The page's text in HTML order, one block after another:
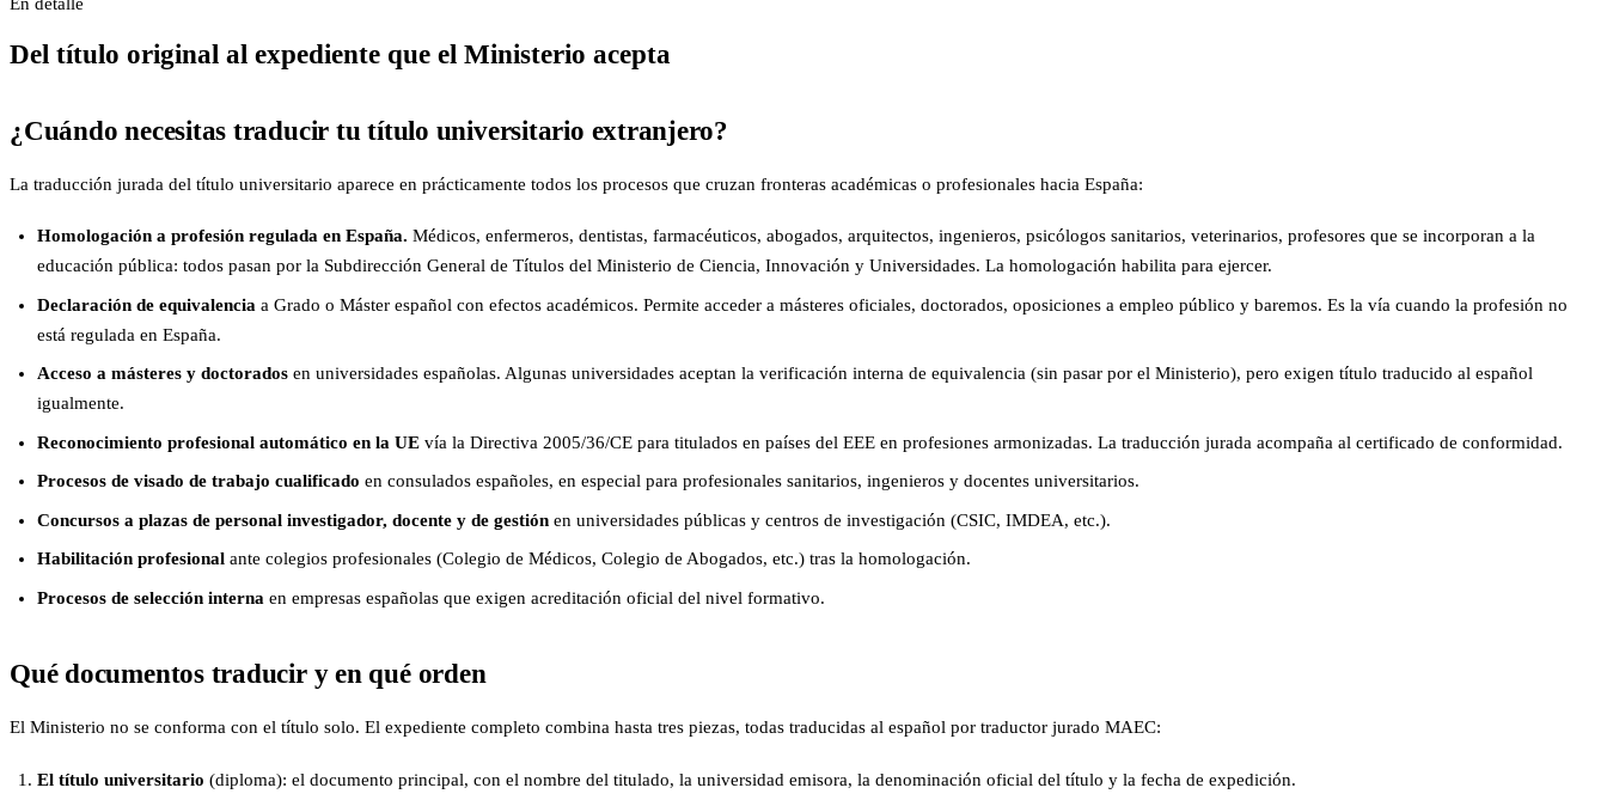
Del título original al expediente que el Ministerio acepta
¿Cuándo necesitas traducir tu título universitario extranjero?
La traducción jurada del título universitario aparece en prácticamente todos los procesos que cruzan fronteras académicas o profesionales hacia España:
Homologación a profesión regulada en España. Médicos, enfermeros, dentistas, farmacéuticos, abogados, arquitectos, ingenieros, psicólogos sanitarios, veterinarios, profesores que se incorporan a la
educación pública: todos pasan por la Subdirección General de Títulos del Ministerio de Ciencia, Innovación y Universidades. La homologación habilita para ejercer.
Declaración de equivalencia a Grado o Máster español con efectos académicos. Permite acceder a másteres oficiales, doctorados, oposiciones a empleo público y baremos. Es la vía cuando la profesión no
está regulada en España.
Acceso a másteres y doctoradosen universidades españolas. Algunas universidades aceptan la verificación interna de equivalencia (sin pasar por el Ministerio), pero exigen título traducido al español
igualmente.
Reconocimiento profesional automático en la UEvía la Directiva 2005/36/CE para titulados en países del EEE en profesiones armonizadas. La traducción jurada acompaña al certificado de conformidad.
Procesos de visado de trabajo cualificado en consulados españoles, en especial para profesionales sanitarios, ingenieros y docentes universitarios.
Concursos a plazas de personal investigador, docente y de gestiónen universidades públicas y centros de investigación (CSIC, IMDEA, etc.).
Habilitación profesionalante colegios profesionales (Colegio de Médicos, Colegio de Abogados, etc.) tras la homologación.
Procesos de selección interna en empresas españolas que exigen acreditación oficial del nivel formativo.
Qué documentos traducir y en qué orden
El Ministerio no se conforma con el título solo. El expediente completo combina hasta tres piezas, todas traducidas al español por traductor jurado MAEC:
El título universitario (diploma): el documento principal, con el nombre del titulado, la universidad emisora, la denominación oficial del título y la fecha de expedición.